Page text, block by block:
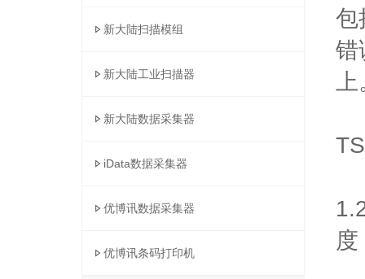
新大陆扫描模组
新大陆工业扫描器
新大陆数据采集器
iData数据采集器
优博讯数据采集器
优博讯条码打印机
包
错
度